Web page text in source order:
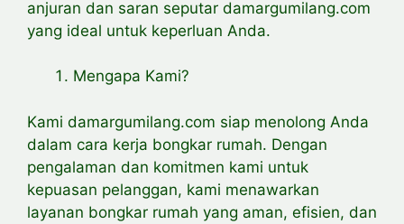
anjuran dan saran seputar damargumilang.com
yang ideal untuk keperluan Anda.
Mengapa Kami?
Kami damargumilang.com siap menolong Anda
dalam cara kerja bongkar rumah. Dengan
pengalaman dan komitmen kami untuk
kepuasan pelanggan, kami menawarkan
layanan bongkar rumah yang aman, efisien, dan